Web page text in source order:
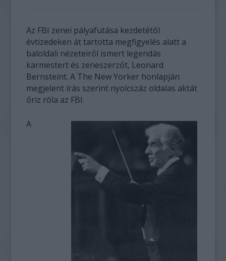
Az FBI zenei pályafutása kezdetétől
évtizedeken át tartotta megfigyelés alatt a
baloldali nézeteiről ismert legendás
karmestert és zeneszerzőt, Leonard
Bernsteint. A The New Yorker honlapján
megjelent írás szerint nyolcszáz oldalas aktát
őriz róla az FBI.
A